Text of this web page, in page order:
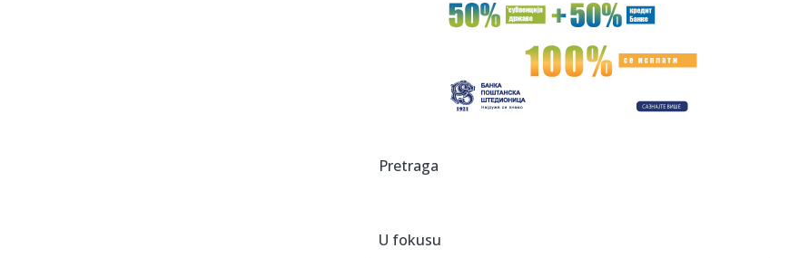
00:01:Na današnji dan, 7. avgust
U predgrađu Damaska podignut autobus u vazduh, dve
23:55:ROMAŠČENKO POSLE POTOPA U HUMSKOJ: Jedna stvar
VIDEO
23:47:
Pretraga
U fokusu